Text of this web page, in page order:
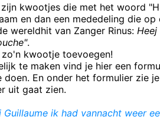
kwootjes die met het woord
en dan een mededeling die op
wereldhit van Zanger Rinus:
.
kwootje toevoegen!
te maken vind je hier een
En onder het formulier zie
uit gaat zien.
Guillaume ik had vannacht weer